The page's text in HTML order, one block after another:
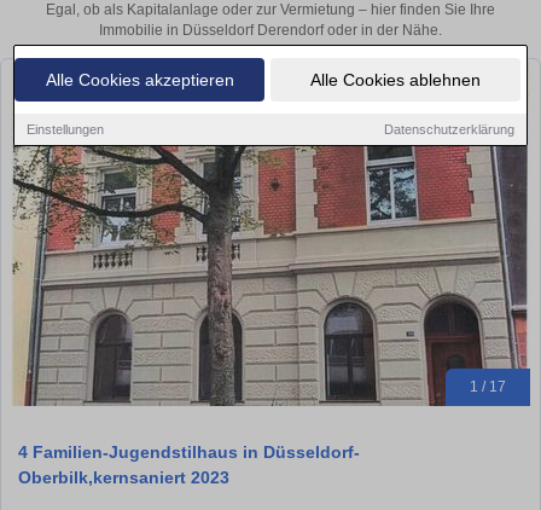
Alle Cookies akzeptieren Alle Cookies ablehnen
Einstellungen Datenschutzerklärung
Egal, ob als Kapitalanlage oder zur Vermietung – hier finden Sie Ihre
Immobilie in Düsseldorf Derendorf oder in der Nähe.
1 / 17
4 Familien-Jugendstilhaus in Düsseldorf-
Oberbilk,kernsaniert 2023